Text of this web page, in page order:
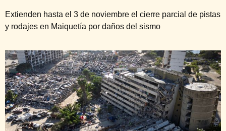
Extienden hasta el 3 de noviembre el cierre parcial de pistas
y rodajes en Maiquetía por daños del sismo